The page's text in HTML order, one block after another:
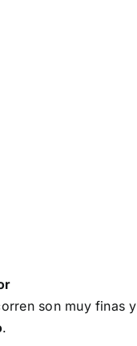
son muy finas y
.